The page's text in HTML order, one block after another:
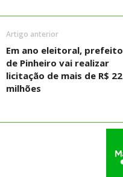
Artigo anterior
Em ano eleitoral, prefeito
de Pinheiro vai realizar
licitação de mais de R$ 22
milhões